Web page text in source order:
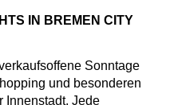
IN BREMEN CITY
Sonntage
und besonderen
Innenstadt. Jede